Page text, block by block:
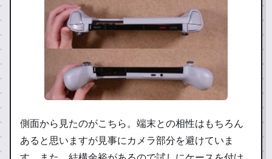
側面から見たのがこちら。端末との相性はもちろん
あると思いますが見事にカメラ部分を避けていま